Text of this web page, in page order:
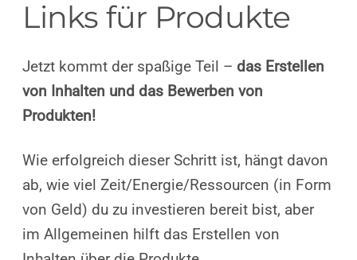
Links für Produkte
Jetzt kommt der spaßige Teil – das Erstellen
von Inhalten und das Bewerben von
Produkten!
Wie erfolgreich dieser Schritt ist, hängt davon
ab, wie viel Zeit/Energie/Ressourcen (in Form
von Geld) du zu investieren bereit bist, aber
im Allgemeinen hilft das Erstellen von